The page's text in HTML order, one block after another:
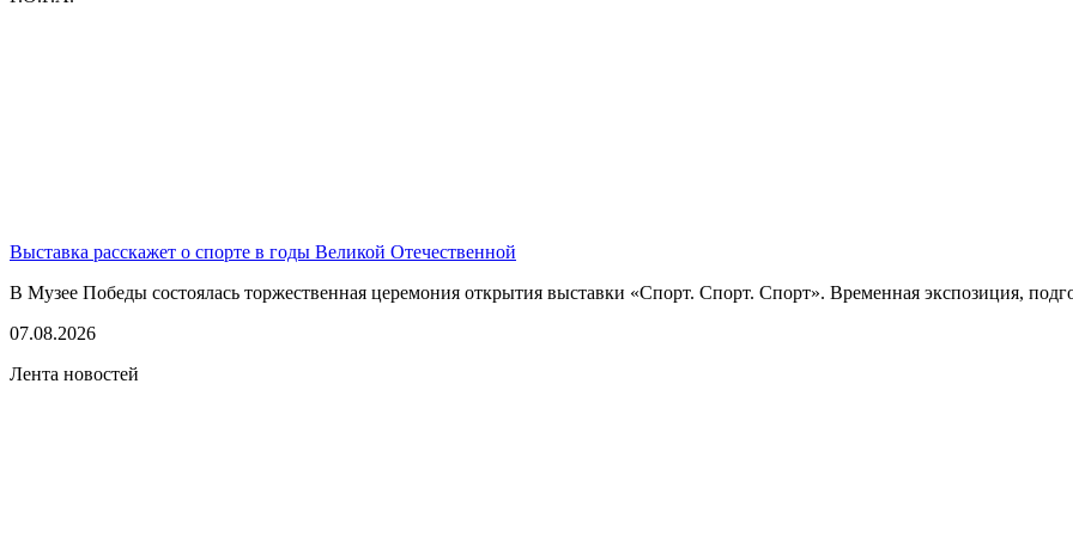
Выставка расскажет о спорте в годы Великой Отечественной
В Музее Победы состоялась торжественная церемония открытия выставки «Спорт. Спорт. Спорт». Временная экспозиция,
07.08.2026
Лента новостей